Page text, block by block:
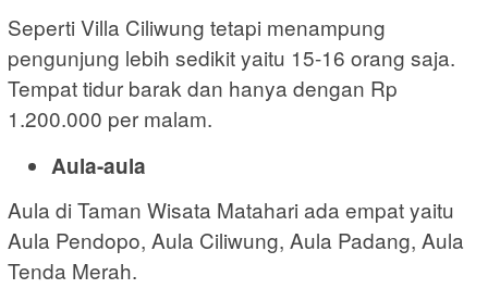
Seperti Villa Ciliwung tetapi menampung
pengunjung lebih sedikit yaitu 15-16 orang saja.
Tempat tidur barak dan hanya dengan Rp
1.200.000 per malam.
Aula-aula
Aula di Taman Wisata Matahari ada empat yaitu
Aula Pendopo, Aula Ciliwung, Aula Padang, Aula
Tenda Merah.